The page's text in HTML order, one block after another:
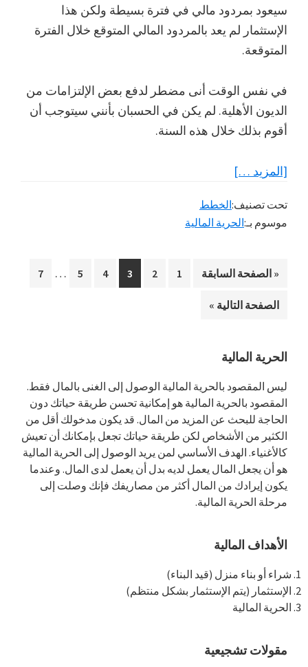
سيعود بمردود مالي في فترة بسيطة ولكن هذا
الإستثمار لم يعد بالمردود المالي المتوقع خلال الفترة
المتوقعة.
في نفس الوقت أنى مضطر لدفع بعض الإلتزامات من
الديون الأهلية. لم يكن في الحسبان بأنني سيتوجب أن
أقوم بذلك خلال هذه السنة.
[المزيد …]
أثناء
الطريقة
الحرية
تحت تصنيف:الخطط
موسوم بـ:الحرية المالية
« اذهب
الصفحة السابقة الصفحة
1 الصفحة
2 الصفحة
3 الصفحة
4 الصفحة
5
Interim… الصفحة
7
اذهب
الصفحة التالية »
القائمة
الجانبية
الرئيسية
الحرية المالية
ليس المقصود بالحرية المالية الوصول إلى الغنى بالمال فقط.
المقصود بالحرية المالية هو إمكانية تحسن طريقة حياتك دون
الحاجة للبحث عن المزيد من المال. قد يكون مدخولك أقل من
الكثير من الأشخاص لكن طريقة حياتك تجعل بإمكانك أن تعيش
كالأغنياء. الهدف الأساسي لمن يريد الوصول إلى الحرية المالية
هو أن يجعل المال يعمل لديه بدل أن يعمل لدى المال. وعندما
يكون إيرادك من المال أكثر من مصاريفك فإنك وصلت إلى
مرحلة الحرية المالية.
الأهداف المالية
شراء أو بناء منزل (قيد البناء)
الإستثمار (يتم الإستثمار بشكل منتظم)
الحرية المالية
مقولات تشجيعية